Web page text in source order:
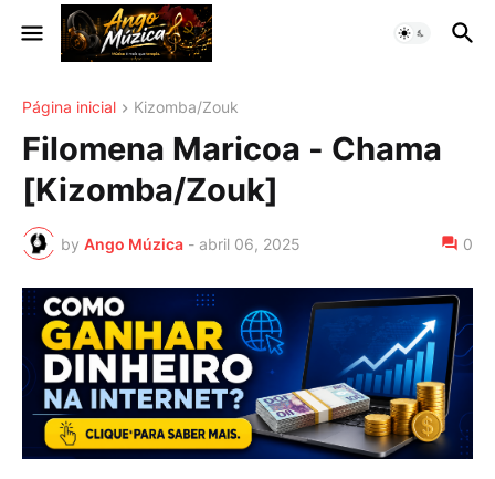
Página inicial Kizomba/Zouk
Filomena Maricoa - Chama
[Kizomba/Zouk]
by Ango Múzica - abril 06, 2025 0